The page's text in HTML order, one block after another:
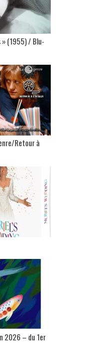
(1955) / Blu-
Retour à
2026 – du 1er